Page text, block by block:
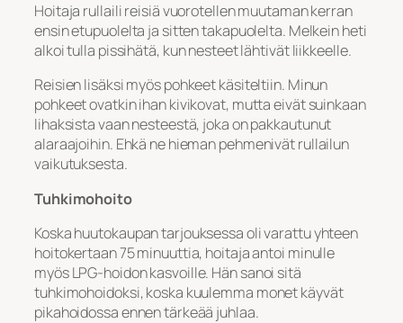
Hoitaja rullaili reisiä vuorotellen muutaman kerran
ensin etupuolelta ja sitten takapuolelta. Melkein heti
alkoi tulla pissihätä, kun nesteet lähtivät liikkeelle.
Reisien lisäksi myös pohkeet käsiteltiin. Minun
pohkeet ovatkin ihan kivikovat, mutta eivät suinkaan
lihaksista vaan nesteestä, joka on pakkautunut
alaraajoihin. Ehkä ne hieman pehmenivät rullailun
vaikutuksesta.
Tuhkimohoito
Koska huutokaupan tarjouksessa oli varattu yhteen
hoitokertaan 75 minuuttia, hoitaja antoi minulle
myös LPG-hoidon kasvoille. Hän sanoi sitä
tuhkimohoidoksi, koska kuulemma monet käyvät
pikahoidossa ennen tärkeää juhlaa.